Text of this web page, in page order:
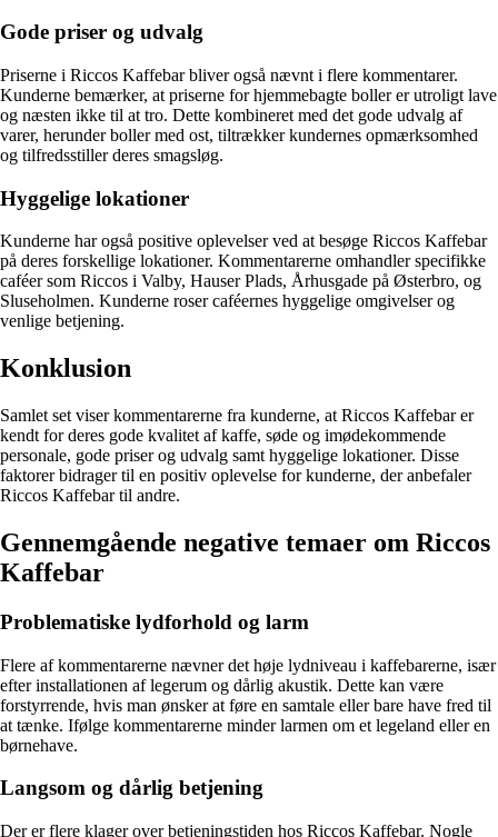
Gode priser og udvalg
Priserne i Riccos Kaffebar bliver også nævnt i flere kommentarer.
Kunderne bemærker, at priserne for hjemmebagte boller er utroligt lave
og næsten ikke til at tro. Dette kombineret med det gode udvalg af
varer, herunder boller med ost, tiltrækker kundernes opmærksomhed
og tilfredsstiller deres smagsløg.
Hyggelige lokationer
Kunderne har også positive oplevelser ved at besøge Riccos Kaffebar
på deres forskellige lokationer. Kommentarerne omhandler specifikke
caféer som Riccos i Valby, Hauser Plads, Århusgade på Østerbro, og
Sluseholmen. Kunderne roser caféernes hyggelige omgivelser og
venlige betjening.
Konklusion
Samlet set viser kommentarerne fra kunderne, at Riccos Kaffebar er
kendt for deres gode kvalitet af kaffe, søde og imødekommende
personale, gode priser og udvalg samt hyggelige lokationer. Disse
faktorer bidrager til en positiv oplevelse for kunderne, der anbefaler
Riccos Kaffebar til andre.
Gennemgående negative temaer om Riccos
Kaffebar
Problematiske lydforhold og larm
Flere af kommentarerne nævner det høje lydniveau i kaffebarerne, især
efter installationen af legerum og dårlig akustik. Dette kan være
forstyrrende, hvis man ønsker at føre en samtale eller bare have fred til
at tænke. Ifølge kommentarerne minder larmen om et legeland eller en
børnehave.
Langsom og dårlig betjening
Der er flere klager over betjeningstiden hos Riccos Kaffebar. Nogle